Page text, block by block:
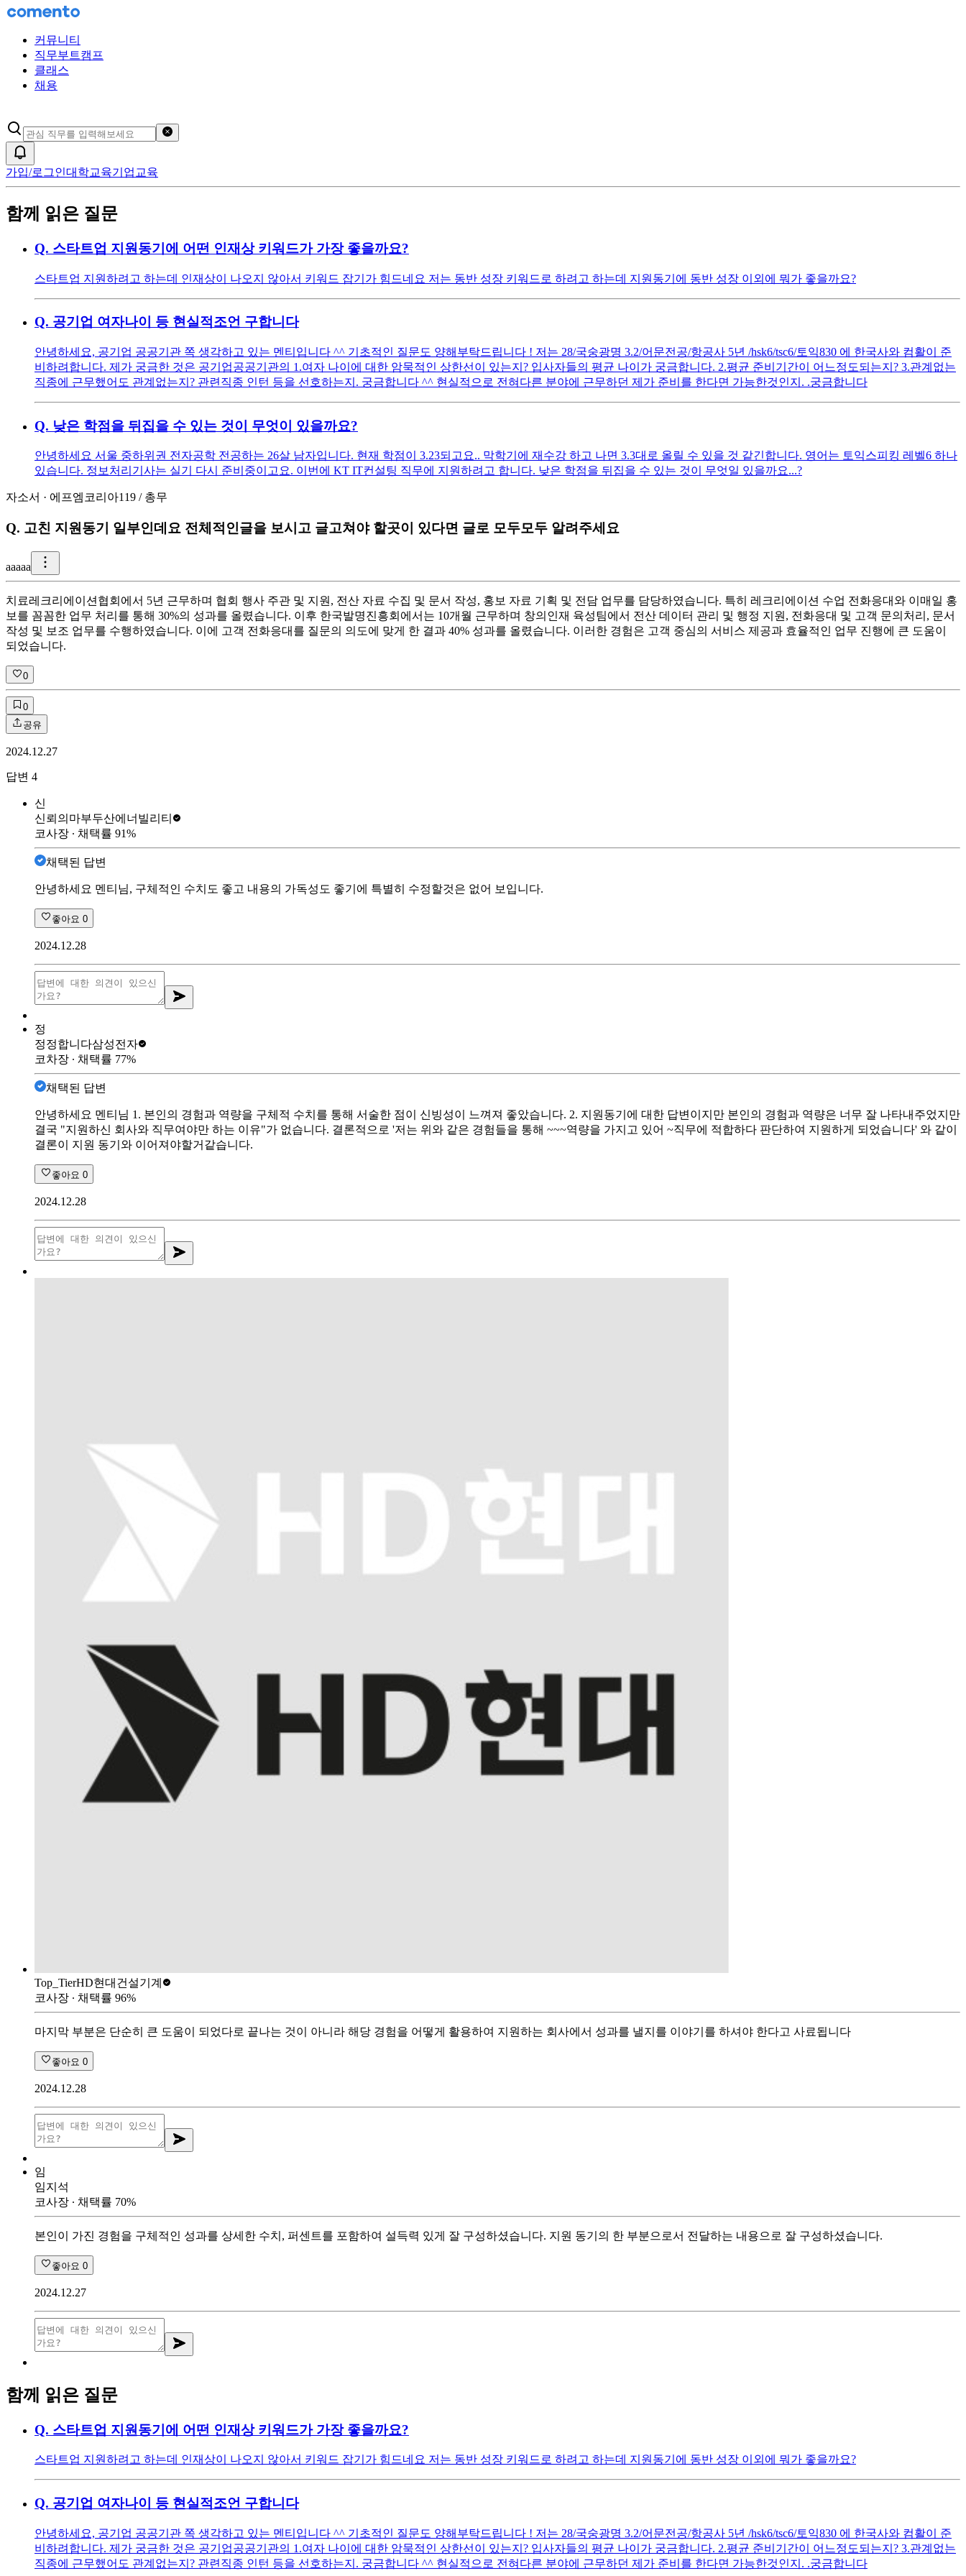
커뮤니티
직무부트캠프
클래스
채용
가입/로그인대학교육기업교육
함께 읽은 질문
Q. 스타트업 지원동기에 어떤 인재상 키워드가 가장 좋을까요?
스타트업 지원하려고 하는데 인재상이 나오지 않아서 키워드 잡기가 힘드네요 저는 동반 성장 키워드로 하려고 하는데 지원동기에 동반 성장 이외에 뭐가 좋을까요?
Q. 공기업 여자나이 등 현실적조언 구합니다
안녕하세요, 공기업 공공기관 쪽 생각하고 있는 멘티입니다 ^^ 기초적인 질문도 양해부탁드립니다 ! 저는 28/국숭광명 3.2/어문전공/항공사 5년 /hsk6/tsc6/토익830 에 한국사와 컴활이 준
비하려합니다. 제가 궁금한 것은 공기업공공기관의 1.여자 나이에 대한 암묵적인 상한선이 있는지? 입사자들의 평균 나이가 궁금합니다. 2.평균 준비기간이 어느정도되는지? 3.관계없는
직종에 근무했어도 관계없는지? 관련직종 인턴 등을 선호하는지. 궁금합니다 ^^ 현실적으로 전혀다른 분야에 근무하던 제가 준비를 한다면 가능한것인지. .궁금합니다
Q. 낮은 학점을 뒤집을 수 있는 것이 무엇이 있을까요?
안녕하세요 서울 중하위권 전자공학 전공하는 26살 남자입니다. 현재 학점이 3.23되고요.. 막학기에 재수강 하고 나면 3.3대로 올릴 수 있을 것 같긴합니다. 영어는 토익스피킹 레벨6 하나
있습니다. 정보처리기사는 실기 다시 준비중이고요. 이번에 KT IT컨설팅 직무에 지원하려고 합니다. 낮은 학점을 뒤집을 수 있는 것이 무엇일 있을까요...?
자소서 · 에프엠코리아119 / 총무
Q. 고친 지원동기 일부인데요 전체적인글을 보시고 글고쳐야 할곳이 있다면 글로 모두모두 알려주세요
aaaaa
치료레크리에이션협회에서 5년 근무하며 협회 행사 주관 및 지원, 전산 자료 수집 및 문서 작성, 홍보 자료 기획 및 전담 업무를 담당하였습니다. 특히 레크리에이션 수업 전화응대와 이매일 홍
보를 꼼꼼한 업무 처리를 통해 30%의 성과를 올렸습니다. 이후 한국발명진흥회에서는 10개월 근무하며 창의인재 육성팀에서 전산 데이터 관리 및 행정 지원, 전화응대 및 고객 문의처리, 문서
작성 및 보조 업무를 수행하였습니다. 이에 고객 전화응대를 질문의 의도에 맞게 한 결과 40% 성과를 올렸습니다. 이러한 경험은 고객 중심의 서비스 제공과 효율적인 업무 진행에 큰 도움이
되었습니다.
0
0
공유
2024.12.27
답변 4
신
신뢰의마부두산에너빌리티
코사장 ∙ 채택률 91%
채택된 답변
안녕하세요 멘티님, 구체적인 수치도 좋고 내용의 가독성도 좋기에 특별히 수정할것은 없어 보입니다.
좋아요 0
2024.12.28
정
정정합니다삼성전자
코차장 ∙ 채택률 77%
채택된 답변
안녕하세요 멘티님 1. 본인의 경험과 역량을 구체적 수치를 통해 서술한 점이 신빙성이 느껴져 좋았습니다. 2. 지원동기에 대한 답변이지만 본인의 경험과 역량은 너무 잘 나타내주었지만
결국 "지원하신 회사와 직무여야만 하는 이유"가 없습니다. 결론적으로 '저는 위와 같은 경험들을 통해 ~~~역량을 가지고 있어 ~직무에 적합하다 판단하여 지원하게 되었습니다' 와 같이
결론이 지원 동기와 이어져야할거같습니다.
좋아요 0
2024.12.28
Top_TierHD현대건설기계
코사장 ∙ 채택률 96%
마지막 부분은 단순히 큰 도움이 되었다로 끝나는 것이 아니라 해당 경험을 어떻게 활용하여 지원하는 회사에서 성과를 낼지를 이야기를 하셔야 한다고 사료됩니다
좋아요 0
2024.12.28
임
임지석
코사장 ∙ 채택률 70%
본인이 가진 경험을 구체적인 성과를 상세한 수치, 퍼센트를 포함하여 설득력 있게 잘 구성하셨습니다. 지원 동기의 한 부분으로서 전달하는 내용으로 잘 구성하셨습니다.
좋아요 0
2024.12.27
함께 읽은 질문
Q. 스타트업 지원동기에 어떤 인재상 키워드가 가장 좋을까요?
스타트업 지원하려고 하는데 인재상이 나오지 않아서 키워드 잡기가 힘드네요 저는 동반 성장 키워드로 하려고 하는데 지원동기에 동반 성장 이외에 뭐가 좋을까요?
Q. 공기업 여자나이 등 현실적조언 구합니다
안녕하세요, 공기업 공공기관 쪽 생각하고 있는 멘티입니다 ^^ 기초적인 질문도 양해부탁드립니다 ! 저는 28/국숭광명 3.2/어문전공/항공사 5년 /hsk6/tsc6/토익830 에 한국사와 컴활이 준
비하려합니다. 제가 궁금한 것은 공기업공공기관의 1.여자 나이에 대한 암묵적인 상한선이 있는지? 입사자들의 평균 나이가 궁금합니다. 2.평균 준비기간이 어느정도되는지? 3.관계없는
직종에 근무했어도 관계없는지? 관련직종 인턴 등을 선호하는지. 궁금합니다 ^^ 현실적으로 전혀다른 분야에 근무하던 제가 준비를 한다면 가능한것인지. .궁금합니다